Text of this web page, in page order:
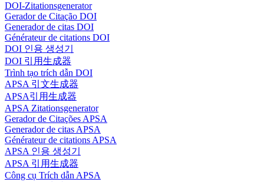
DOI-Zitationsgenerator
Gerador de Citação DOI
Generador de citas DOI
Générateur de citations DOI
DOI 인용 생성기
DOI 引用生成器
Trình tạo trích dẫn DOI
APSA 引文生成器
APSA引用生成器
APSA Zitationsgenerator
Gerador de Citações APSA
Generador de citas APSA
Générateur de citations APSA
APSA 인용 생성기
APSA 引用生成器
Công cụ Trích dẫn APSA